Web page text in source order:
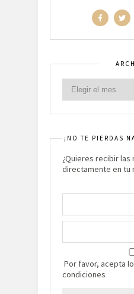
¡NO TE PIERDAS
¿Quieres recibir las
directamente en tu
Por favor, acepta
condiciones